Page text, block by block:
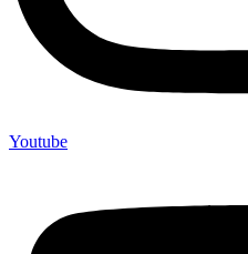
Youtube